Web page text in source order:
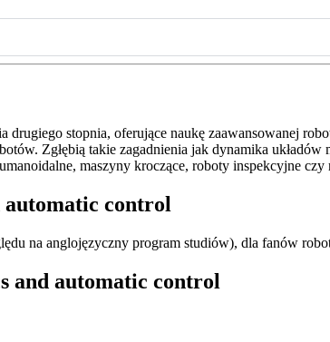
drugiego stopnia, oferujące naukę zaawansowanej
Zgłębią takie zagadnienia jak dynamika
maszyny kroczące, roboty inspekcyjne czy
automatic control
na anglojęzyczny program studiów), dla fanów
and automatic control